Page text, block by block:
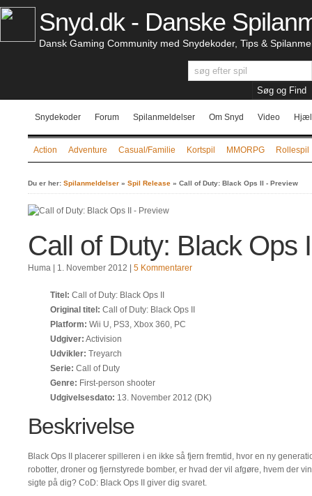
Snyd.dk - Danske
Dansk Gaming Community med Snydekoder, Tips &
Snydekoder Forum Spilanmeldelser Om Snyd Video
Action Adventure Casual/Familie Kortspil MMORPG Rollespil
Du er her: Spilanmeldelser » Spil Release » Call of Duty: Black Ops II - Preview
Call of Duty: Black Ops
Huma | 1. November 2012 5 Kommentarer
Titel: Call of Duty: Black Ops II
Original titel: Call of Duty: Black Ops II
Platform: Wii U, PS3, Xbox 360, PC
Udgiver: Activision
Udvikler: Treyarch
Serie: Call of Duty
Genre: First-person shooter
Udgivelsesdato: 13. November 2012 (DK)
Beskrivelse
Black Ops II placerer spilleren i en ikke så fjern fremtid, hvor en ny
robotter, droner og fjernstyrede bomber, er hvad der vil afgøre, hvem der
sigte på dig? CoD: Black Ops II giver dig svaret.